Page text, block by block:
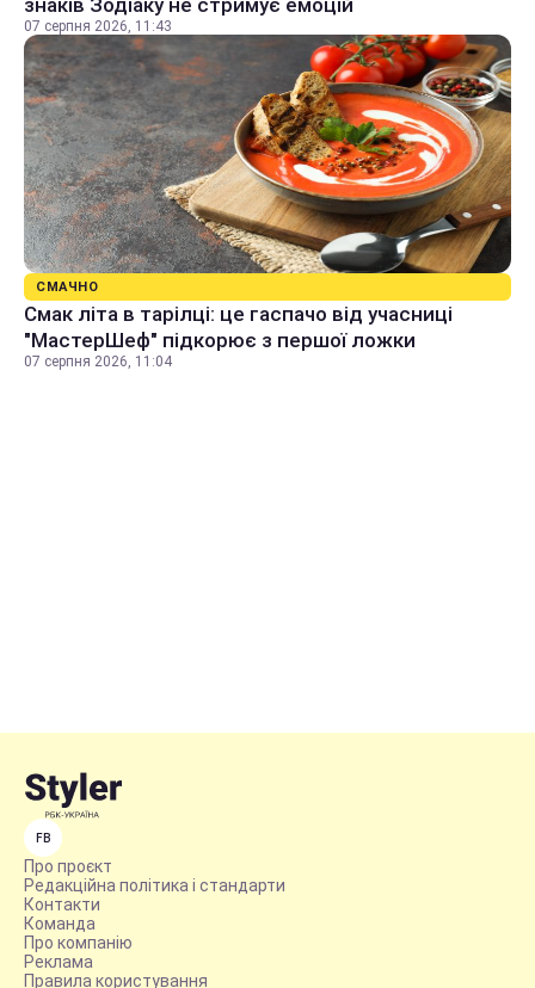
знаків Зодіаку не стримує емоцій
07 серпня 2026, 11:43
СМАЧНО
Смак літа в тарілці: це гаспачо від учасниці
"МастерШеф" підкорює з першої ложки
07 серпня 2026, 11:04
FB
Про проєкт
Редакційна політика і стандарти
Контакти
Команда
Про компанію
Реклама
Правила користування